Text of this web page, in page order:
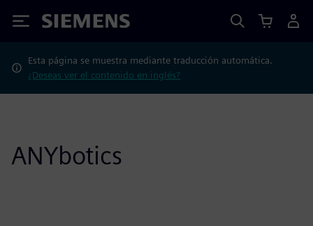
Siemens
Esta página se muestra mediante traducción automática.
¿Deseas ver el contenido en inglés?
ANYbotics